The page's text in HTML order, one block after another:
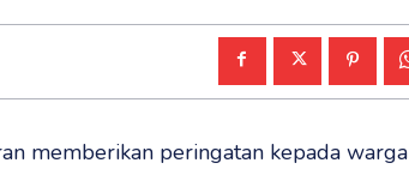
memberikan peringatan kepada warga